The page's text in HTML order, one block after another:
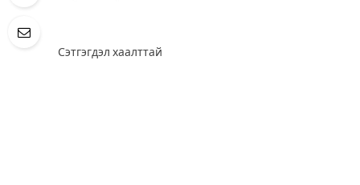
Сэтгэгдэл хаалттай